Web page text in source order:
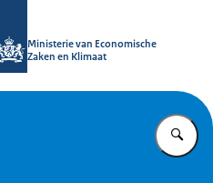
Ministerie van Economische
Zaken en Klimaat